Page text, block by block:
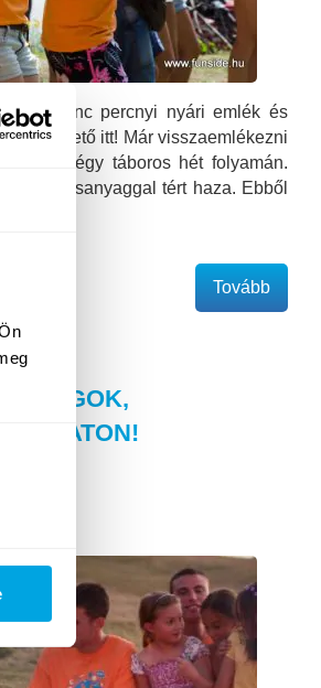
kilenc percnyi nyári emlék és
itt! Már visszaemlékezni
négy táboros hét folyamán.
nyersanyaggal tért haza. Ebből
Tovább
BALATON!